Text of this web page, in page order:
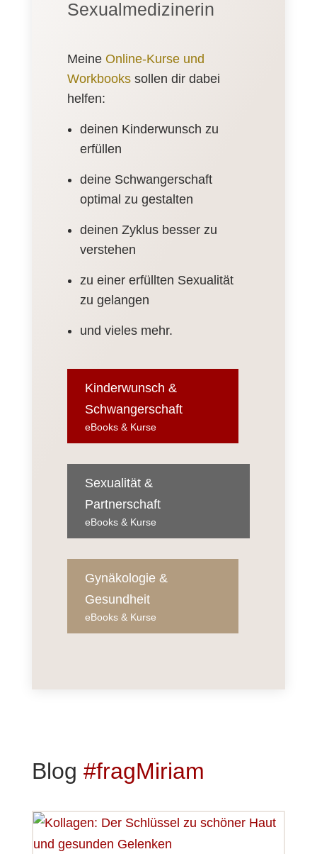
Sexualmedizinerin
Meine Online-Kurse und
Workbookssollen dir dabei
helfen:
deinen Kinderwunsch zu
erfüllen
deine Schwangerschaft
optimal zu gestalten
deinen Zyklus besser zu
verstehen
zu einer erfüllten Sexualität
zu gelangen
und vieles mehr.
Kinderwunsch &
Schwangerschaft
eBooks & Kurse
Sexualität &
Partnerschaft
eBooks & Kurse
Gynäkologie &
Gesundheit
eBooks & Kurse
Blog #fragMiriam